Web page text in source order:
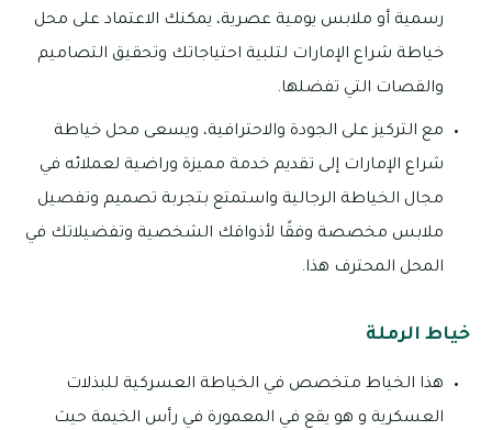
رسمية أو ملابس يومية عصرية، يمكنك الاعتماد على محل
خياطة شراع الإمارات لتلبية احتياجاتك وتحقيق التصاميم
والقصات التي تفضلها.
مع التركيز على الجودة والاحترافية، ويسعى محل خياطة
شراع الإمارات إلى تقديم خدمة مميزة وراضية لعملائه في
مجال الخياطة الرجالية واستمتع بتجربة تصميم وتفصيل
ملابس مخصصة وفقًا لأذواقك الشخصية وتفضيلاتك في
المحل المحترف هذا.
خياط الرملة
هذا الخياط متخصص في الخياطة العسركية للبذلات
العسكرية و هو يقع في المعمورة في رأس الخيمة حيث